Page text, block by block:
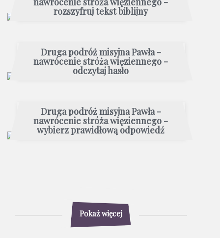
rozszyfruj tekst biblijny
Druga podróż misyjna Pawła -
nawrócenie stróża więziennego -
odczytaj hasło
Druga podróż misyjna Pawła -
nawrócenie stróża więziennego -
wybierz prawidłową odpowiedź
Pokaż więcej